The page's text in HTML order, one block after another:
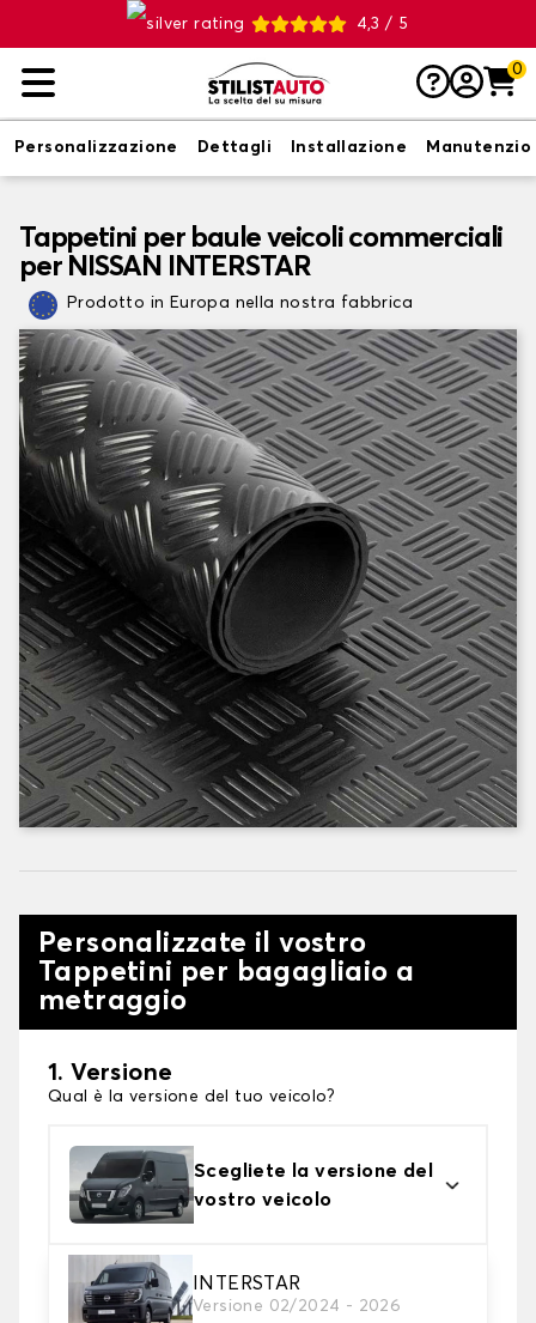
4,3 / 5
0
Personalizzazione Dettagli Installazione
Tappetini per baule veicoli commerciali
per NISSAN INTERSTAR
Prodotto in Europa nella nostra fabbrica
Personalizzate il vostro
Tappetini per bagagliaio a
metraggio
1. Versione
Qual è la versione del tuo veicolo?
Scegliete la versione del
vostro veicolo
INTERSTAR
Versione 02/2024 - 2026
2. Colori dei tappetini
Scegli il materiale del tappetino baule.